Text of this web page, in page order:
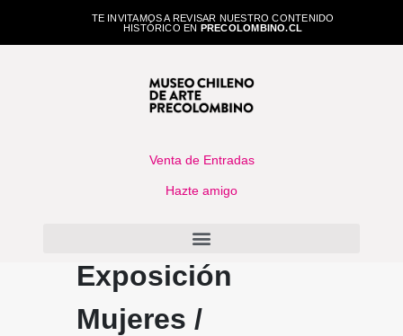
TE INVITAMOS A REVISAR NUESTRO CONTENIDO
HISTÓRICO EN PRECOLOMBINO.CL
Venta de Entradas
Hazte amigo
Exposición
Mujeres /